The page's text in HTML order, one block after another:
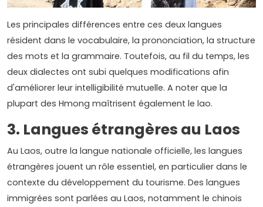
Les principales différences entre ces deux langues
résident dans le vocabulaire, la prononciation, la structure
des mots et la grammaire. Toutefois, au fil du temps, les
deux dialectes ont subi quelques modifications afin
d'améliorer leur intelligibilité mutuelle. A noter que la
plupart des Hmong maîtrisent également le lao.
3. Langues étrangères au Laos
Au Laos, outre la langue nationale officielle, les langues
étrangères jouent un rôle essentiel, en particulier dans le
contexte du développement du tourisme. Des langues
immigrées sont parlées au Laos, notamment le chinois